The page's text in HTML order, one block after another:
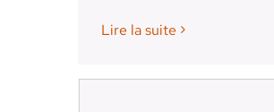
Lire la suite